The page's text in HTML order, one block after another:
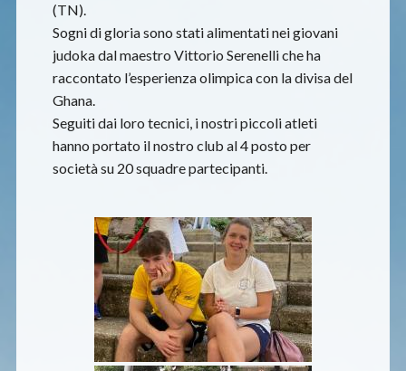
(TN).
Sogni di gloria sono stati alimentati nei giovani
judoka dal maestro Vittorio Serenelli che ha
raccontato l’esperienza olimpica con la divisa del
Ghana.
Seguiti dai loro tecnici, i nostri piccoli atleti
hanno portato il nostro club al 4 posto per
società su 20 squadre partecipanti.